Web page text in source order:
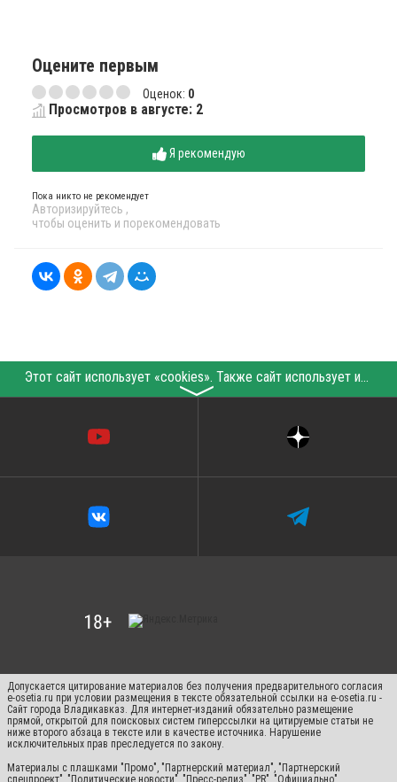
Оцените первым
Оценок: 0
Просмотров в августе: 2
Я рекомендую
Пока никто не рекомендует
Авторизируйтесь ,
чтобы оценить и порекомендовать
Этот сайт использует «cookies». Также сайт использует интернет-сервис для сбора технических данных касательно посетителей с целью получения маркетинговой и статистической информации. Условия обработки данных посетителей сайта см.
〉
Допускается цитирование материалов без получения предварительного согласия
e-osetia.ru при условии размещения в тексте обязательной ссылки на e-osetia.ru -
Сайт города Владикавказ. Для интернет-изданий обязательно размещение
прямой, открытой для поисковых систем гиперссылки на цитируемые статьи не
ниже второго абзаца в тексте или в качестве источника. Нарушение
исключительных прав преследуется по закону.
Материалы с плашками "Промо", "Партнерский материал", "Партнерский